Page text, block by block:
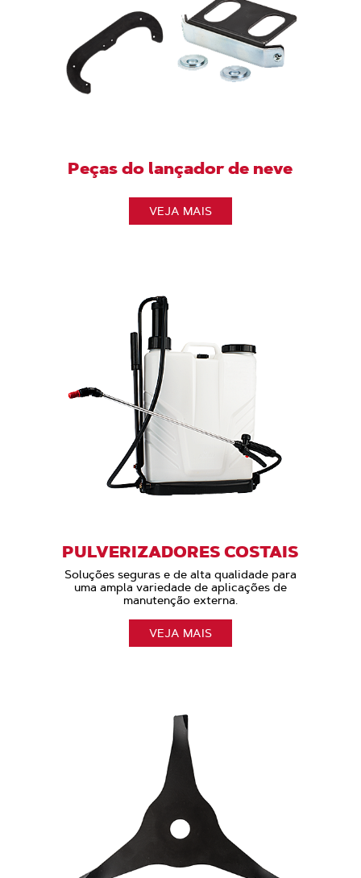
Peças do lançador de neve
VEJA MAIS
PULVERIZADORES COSTAIS
Soluções seguras e de alta qualidade para
uma ampla variedade de aplicações de
manutenção externa.
VEJA MAIS